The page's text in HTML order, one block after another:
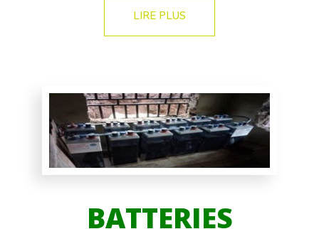
LIRE PLUS
BATTERIES